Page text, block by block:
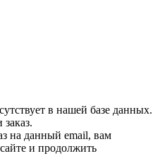
в нашей базе данных.
на данный email, вам
и продолжить